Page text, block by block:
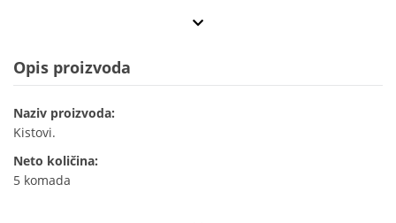
Opis proizvoda
Naziv proizvoda:
Kistovi.
Neto količina:
5 komada